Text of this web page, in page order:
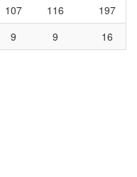
107 116
197
9 9 16